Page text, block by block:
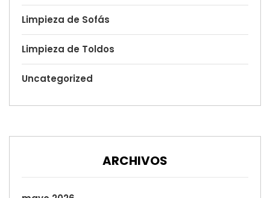
Limpieza de Sofás
Limpieza de Toldos
Uncategorized
ARCHIVOS